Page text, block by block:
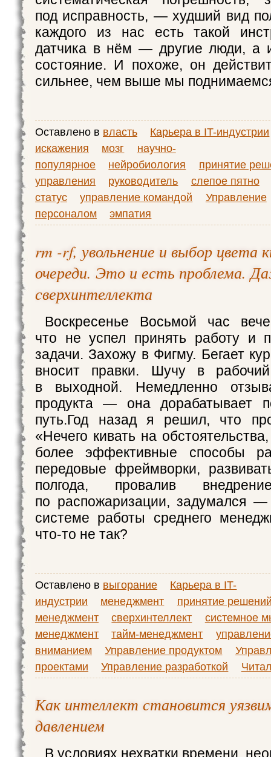
под исправность, — худший вид
каждого из нас есть такой
датчика в нём — другие люди, а
состояние. И похоже, он
сильнее, чем выше мы
Оставлено в власть
Карьера в IT-индустрии
искажения
мозг
научно-
популярное
нейробиология
принятие
управления
руководитель
слепое пятно
статус
управление командой
Управление
персоналом
эмпатия
rm -rf, увольнение и выбор цвета
очереди. Это и есть проблема.
сверхинтеллекта
Воскресенье Восьмой час
что не успел принять работу и
задачи. Захожу в Фигму. Бегает
вносит правки. Шучу в
в выходной. Немедленно
продукта — она дорабатывает
путь.Год назад я решил, что
«Нечего кивать на
более эффективные способы
передовые фреймворки,
полгода, провалив
по распожаризации, задумался
системе работы среднего
что‑то не так?
Оставлено в выгорание
Карьера в IT-
индустрии
менеджмент
принятие
менеджмент
сверхинтеллект
системное
менеджмент
тайм-менеджмент
вниманием
Управление продуктом
проектами
Управление разработкой
Как интеллект становится
давлением
В условиях нехватки времени,